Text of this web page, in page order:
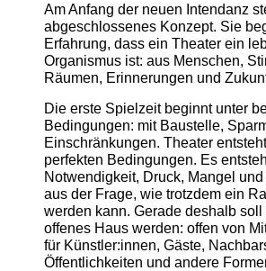
Am Anfang der neuen Intendanz
abgeschlossenes Konzept. Sie
Erfahrung, dass ein Theater ein
Organismus ist: aus Menschen,
Räumen, Erinnerungen und
Die erste Spielzeit beginnt unter
Bedingungen: mit Baustelle,
Einschränkungen. Theater
perfekten Bedingungen. Es
Notwendigkeit, Druck, Mangel
aus der Frage, wie trotzdem ein
werden kann. Gerade deshalb
offenes Haus werden: offen von
für Künstler:innen, Gäste,
Öffentlichkeiten und andere